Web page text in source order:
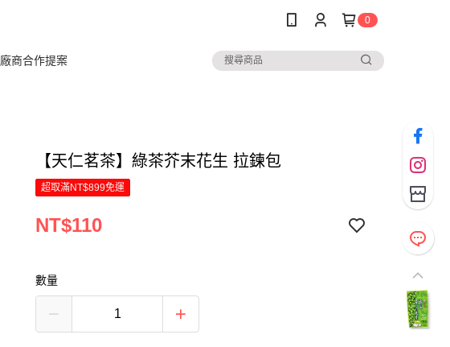
0
廠商合作提案
【天仁茗茶】綠茶芥末花生 拉鍊包
超取滿NT$899免運
NT$110
數量